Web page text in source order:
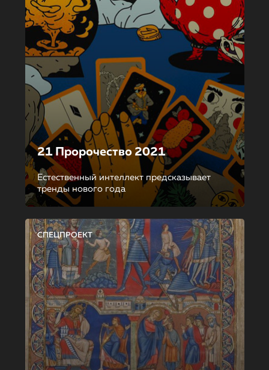
21 Пророчество 2021
Естественный интеллект предсказывает
тренды нового года
СПЕЦПРОЕКТ